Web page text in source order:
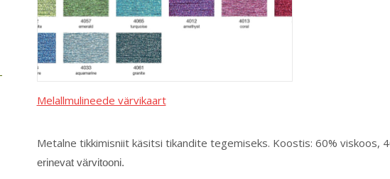
Melallmulineede värvikaart
Metalne tikkimisniit käsitsi tikandite tegemiseks. Koostis: 60% viskoos,
erinevat värvitooni.